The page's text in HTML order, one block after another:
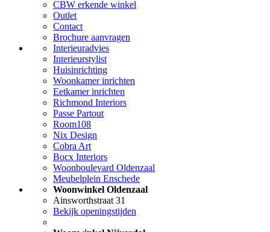
CBW erkende winkel
Outlet
Contact
Brochure aanvragen
Interieuradvies
Interieurstylist
Huisinrichting
Woonkamer inrichten
Eetkamer inrichten
Richmond Interiors
Passe Partout
Room108
Nix Design
Cobra Art
Bocx Interiors
Woonboulevard Oldenzaal
Meubelplein Enschede
Woonwinkel Oldenzaal
Ainsworthstraat 31
Bekijk openingstijden